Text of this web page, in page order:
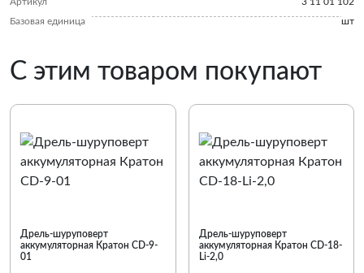
Базовая единица
шт
С этим товаром покупают
Дрель-шуруповерт
аккумуляторная Кратон CD-9-
01
Дрель-шуруповерт
аккумуляторная Кратон CD-18-
Li-2,0